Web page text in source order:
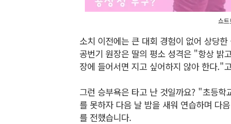
쇼
소치 이전에는 큰 대회 경험이 없어 상당
공번기 원장은 딸의 평소 성격은 "항상 밝
장에 들어서면 지고 싶어하지 않아 한다."
그런 승부욕은 타고 난 것일까요? "초등
를 못하자 다음 날 밤을 새워 연습하며 다
를 전했습니다.